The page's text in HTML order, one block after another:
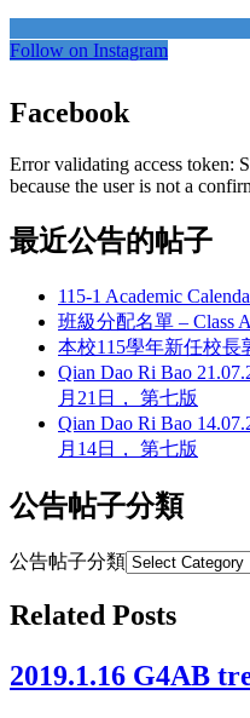
Follow on Instagram
Facebook
Error validating access token:
because the user is not a
最近公告的帖子
115-1 Academic
班級分配名單 – Class
本校115學年新任校長
Qian Dao Ri Bao
月21日， 第七版
Qian Dao Ri Bao
月14日， 第七版
公告帖子分類
公告帖子分類
Related Posts
2019.1.16 G4AB